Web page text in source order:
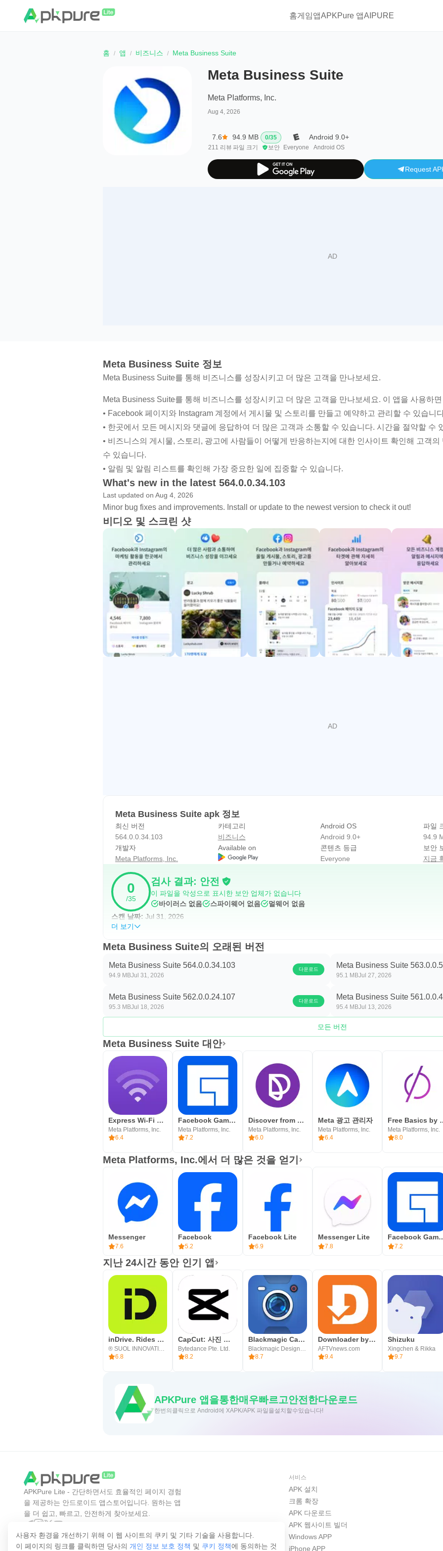
홈게임앱APKPure 앱AIPURE
홈 앱 비즈니스 Meta Business Suite
Meta Business Suite
Meta Platforms, Inc.
Aug 4, 2026
7.6
211 리뷰
94.9 MB
파일 크기
0/35
보안
Everyone
Android 9.0+
Android OS
Request
Meta Business Suite 정보
Meta Business Suite를 통해 비즈니스를 성장시키고 더 많은 고객을 만나보세요.
Meta Business Suite를 통해 비즈니스를 성장시키고 더 많은 고객을 만나보세요. 이 앱을 사용하
• Facebook 페이지와 Instagram 계정에서 게시물 및 스토리를 만들고 예약하고 관리할 수 있습니
• 한곳에서 모든 메시지와 댓글에 응답하여 더 많은 고객과 소통할 수 있습니다. 시간을 절약할 수
• 비즈니스의 게시물, 스토리, 광고에 사람들이 어떻게 반응하는지에 대한 인사이트 확인해 고객
수 있습니다.
• 알림 및 알림 리스트를 확인해 가장 중요한 일에 집중할 수 있습니다.
What's new in the latest 564.0.0.34.103
Last updated on Aug 4, 2026
Minor bug fixes and improvements. Install or update to the newest version to check it out!
비디오 및 스크린 샷
Meta Business Suite apk 정보
최신 버전
564.0.0.34.103
카테고리
비즈니스
Android OS
Android 9.0+
파일
94.9
개발자
Meta Platforms, Inc.
Available on
콘텐츠 등급
Everyone
보안
지금
0
/35
검사 결과: 안전
이 파일을 악성으로 표시한 보안 업체가 없습니다
바이러스 없음
스파이웨어 없음
멀웨어 없음
스캔 날짜: Jul 31, 2026
더 보기
Meta Business Suite의 오래된 버전
Meta Business Suite 564.0.0.34.103
94.9 MBJul 31, 2026
다운로드 Meta Business Suite
95.1 MBJul 27, 2026
Meta Business Suite 562.0.0.24.107
95.3 MBJul 18, 2026
다운로드 Meta Business Suite
95.4 MBJul 13, 2026
모든 버전
Meta Business Suite 대안
Express Wi-Fi by Facebook
Meta Platforms, Inc.
6.4
Facebook Gaming: Watch, Play,
Meta Platforms, Inc.
7.2
Discover from Facebook
Meta Platforms, Inc.
6.0
Meta 광고 관리자
Meta Platforms, Inc.
6.4
Free
Meta Platforms, Inc.
8.0
Meta Platforms, Inc.에서 더 많은 것을 얻기
Messenger
7.6
Facebook
5.2
Facebook Lite
6.9
Messenger Lite
7.8
Facebook
7.2
지난 24시간 동안 인기 앱
inDrive. Rides with fair fares
® SUOL INNOVATIONS LTD
6.8
CapCut: 사진 및 동영상 에디터
Bytedance Pte. Ltd.
8.2
Blackmagic Camera
Blackmagic Design Inc.
8.7
Downloader by AFTVnews
AFTVnews.com
9.4
Shizuku
Xingchen & Rikka
9.7
APKPure 앱을통한매우빠르고안전한다운로드
한번의클릭으로 Android에 XAPK/APK 파일을설치할수있습니다!
사용자 환경을 개선하기 위해 이 웹 사이트의 쿠키 및 기타 기술을 사용합니다.
이 페이지의 링크를 클릭하면 당사의 개인 정보 보호 정책 및 쿠키 정책에 동의하는 것
APKPure Lite - 간단하면서도 효율적인 페이지 경험
을 제공하는 안드로이드 앱스토어입니다. 원하는 앱
을 더 쉽고, 빠르고, 안전하게 찾아보세요.
서비스
APK 설치
크롬 확장
APK 다운로드
APK 웹사이트 빌더
Windows APP
iPhone APP